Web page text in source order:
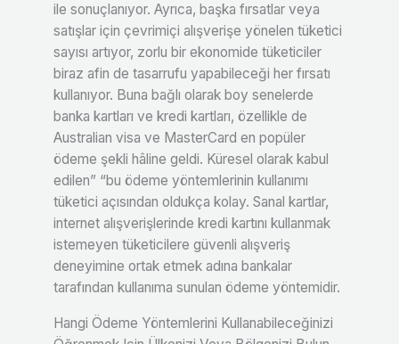
ile sonuçlanıyor. Ayrıca, başka fırsatlar veya
satışlar için çevrimiçi alışverişe yönelen tüketici
sayısı artıyor, zorlu bir ekonomide tüketiciler
biraz afin de tasarrufu yapabileceği her fırsatı
kullanıyor. Buna bağlı olarak boy senelerde
banka kartları ve kredi kartları, özellikle de
Australian visa ve MasterCard en popüler
ödeme şekli hâline geldi. Küresel olarak kabul
edilen” “bu ödeme yöntemlerinin kullanımı
tüketici açısından oldukça kolay. Sanal kartlar,
internet alışverişlerinde kredi kartını kullanmak
istemeyen tüketicilere güvenli alışveriş
deneyimine ortak etmek adına bankalar
tarafından kullanıma sunulan ödeme yöntemidir.
Hangi Ödeme Yöntemlerini Kullanabileceğinizi